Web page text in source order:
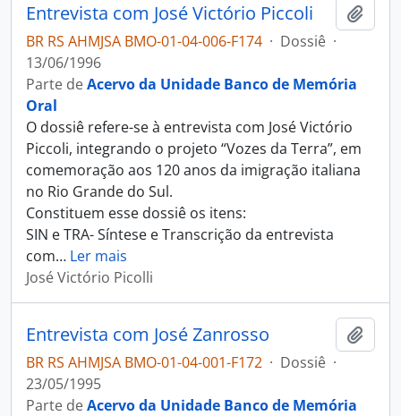
Entrevista com José Victório Piccoli
BR RS AHMJSA BMO-01-04-006-F174 · Dossiê ·
13/06/1996
Parte deAcervo da Unidade Banco de Memória
Oral
O dossiê refere-se à entrevista com José Victório
Piccoli, integrando o projeto “Vozes da Terra”, em
comemoração aos 120 anos da imigração italiana
no Rio Grande do Sul.
Constituem esse dossiê os itens:
SIN e TRA- Síntese e Transcrição da entrevista
com… Ler mais
José Victório Picolli
Entrevista com José Zanrosso
BR RS AHMJSA BMO-01-04-001-F172 · Dossiê ·
23/05/1995
Parte deAcervo da Unidade Banco de Memória